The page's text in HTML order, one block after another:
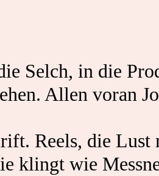
Selch, in die
Allen voran
Reels, die Lust
klingt wie